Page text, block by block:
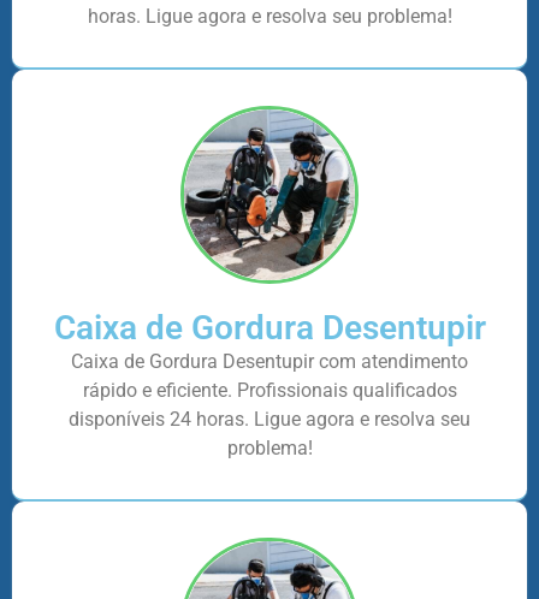
horas. Ligue agora e resolva seu problema!
Caixa de Gordura Desentupir
Caixa de Gordura Desentupir com atendimento
rápido e eficiente. Profissionais qualificados
disponíveis 24 horas. Ligue agora e resolva seu
problema!